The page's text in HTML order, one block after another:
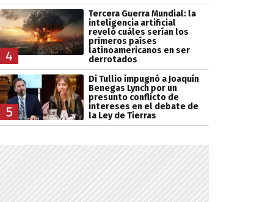
4
Tercera Guerra Mundial: la
inteligencia artificial
reveló cuáles serían los
primeros países
latinoamericanos en ser
derrotados
5
Di Tullio impugnó a Joaquín
Benegas Lynch por un
presunto conflicto de
intereses en el debate de
la Ley de Tierras